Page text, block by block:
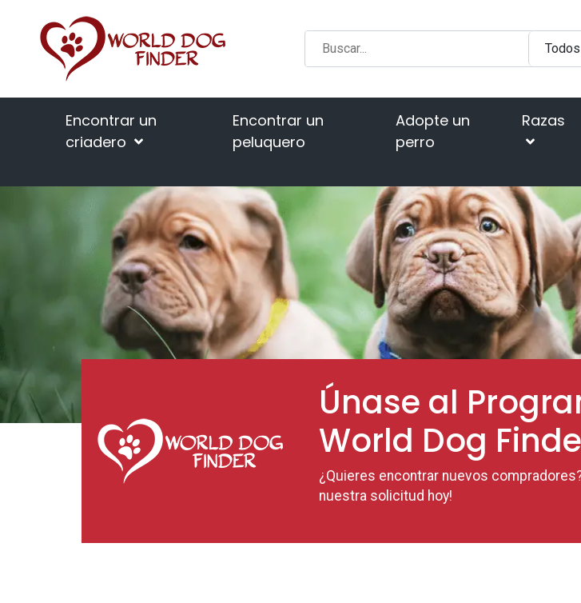
Encontrar un
criadero
Encontrar un
peluquero
Adopte un
perro
Razas
Únase al
World Dog
¿Quieres encontrar nuevos
nuestra solicitud hoy!